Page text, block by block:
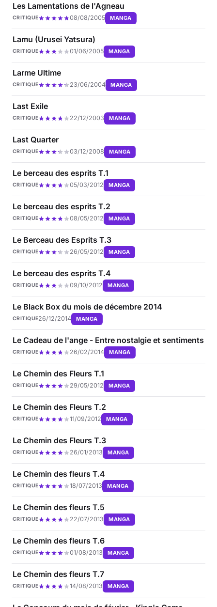
Les Lamentations de l'Agneau
CRITIQUE 08/08/2005 MANGA
Lamu (Urusei Yatsura)
CRITIQUE 01/06/2005 MANGA
Larme Ultime
CRITIQUE 23/06/2004 MANGA
Last Exile
CRITIQUE 22/12/2003 MANGA
Last Quarter
CRITIQUE 03/12/2008 MANGA
Le berceau des esprits T.1
CRITIQUE 05/03/2012 MANGA
Le berceau des esprits T.2
CRITIQUE 08/05/2012 MANGA
Le Berceau des Esprits T.3
CRITIQUE 26/05/2012 MANGA
Le berceau des esprits T.4
CRITIQUE 09/10/2012 MANGA
Le Black Box du mois de décembre 2014
CRITIQUE26/12/2014 MANGA
Le Cadeau de l'ange - Entre nostalgie et sentiments
CRITIQUE 26/02/2014 MANGA
Le Chemin des Fleurs T.1
CRITIQUE 29/05/2012 MANGA
Le Chemin des Fleurs T.2
CRITIQUE 11/09/2012 MANGA
Le Chemin des Fleurs T.3
CRITIQUE 26/01/2013 MANGA
Le Chemin des fleurs T.4
CRITIQUE 18/07/2013 MANGA
Le Chemin des fleurs T.5
CRITIQUE 22/07/2013 MANGA
Le Chemin des fleurs T.6
CRITIQUE 01/08/2013 MANGA
Le Chemin des fleurs T.7
CRITIQUE 14/08/2013 MANGA